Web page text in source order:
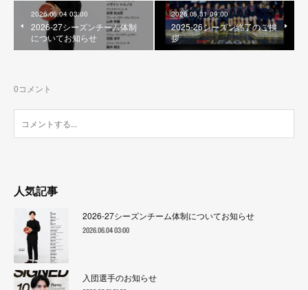
2026.06.04 03:00
2026-27シーズンチーム体制
についてお知らせ
2026.05.31 09:00
2025-26シーズン終了のご挨
拶
0コメント
人気記事
2026-27シーズンチーム体制についてお知らせ
2026.06.04 03:00
入団選手のお知らせ